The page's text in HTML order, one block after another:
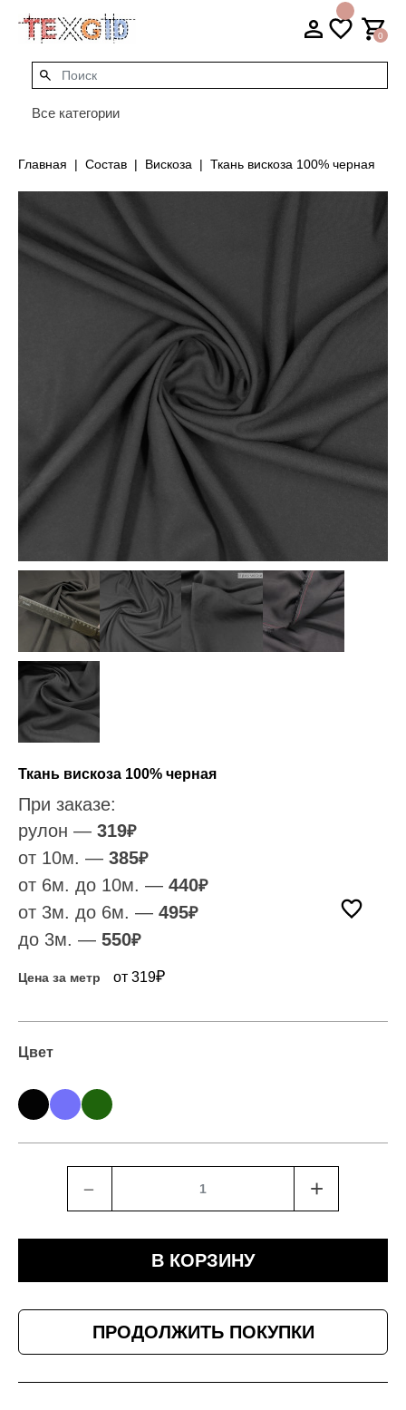
0
Все категории
Главная Состав Вискоза Ткань вискоза 100% черная
Ткань вискоза 100% черная
При заказе:
рулон — 319₽
от 10м. — 385₽
от 6м. до 10м. — 440₽
от 3м. до 6м. — 495₽
до 3м. — 550₽
Цена за метр от 319₽
Цвет
﹣ +
В КОРЗИНУ
ПРОДОЛЖИТЬ ПОКУПКИ